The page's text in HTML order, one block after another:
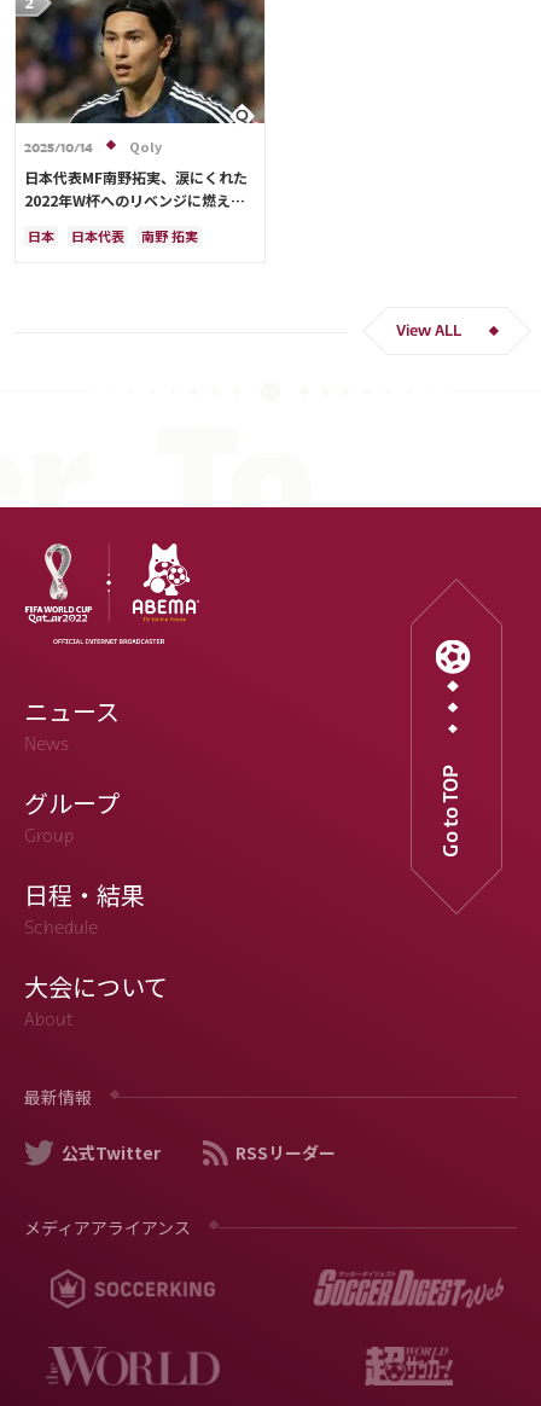
2025/10/14 Qoly
日本代表MF南野拓実、涙にくれた
2022年W杯へのリベンジに燃える
ー人生をかけた戦い」
日本 日本代表
南野 拓実
View ALL
ニュース
News
グループ
Group
日程・結果
Schedule
大会について
About
最新情報
公式Twitter RSSリーダー
メディアアライアンス
Go to TOP